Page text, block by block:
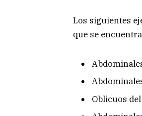
Los siguientes
que se
Oblicuos